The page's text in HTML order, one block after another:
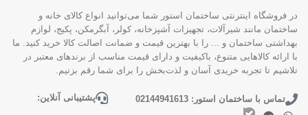
در فروشگاه اینترنتی ساختمان استور شما می‌توانید انواع کالای خانه و
ساختمان مانند شیرآلات، تجهیزات آشپزخانه، کولر، آبگرمکن، پکیج، لوازم
بهداشتی ساختمان و ... را با بهترین قیمت و ضمانت اصالت کالا خرید کنید. ما
با ارائه کالاهایی متنوع، باکیفیت و دارای قیمت مناسب از برندهای معتبر در
تلاشیم تا تجربه خریدی آسان و لذت‌بخش را برای شما رقم بزنیم.
تماس با ساختمان استور: 02144941613 پشتیبانی آنلاین: